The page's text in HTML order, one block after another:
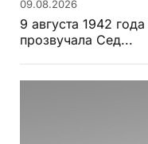
09.08.2026
9 августа 1942
прозвучала Сед...